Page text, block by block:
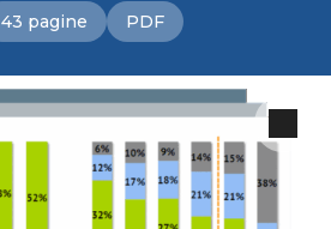
43 pagine PDF